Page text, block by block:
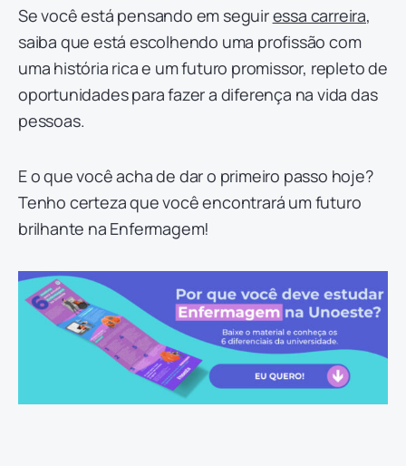
Se você está pensando em seguiressa carreira,
saiba que está escolhendo uma profissão com
uma história rica e um futuro promissor, repleto de
oportunidades para fazer a diferença na vida das
pessoas.
E o que você acha de dar o primeiro passo hoje?
Tenho certeza que você encontrará um futuro
brilhante na Enfermagem!